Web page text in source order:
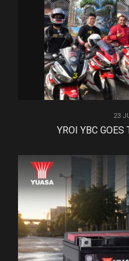
23
YROI YBC